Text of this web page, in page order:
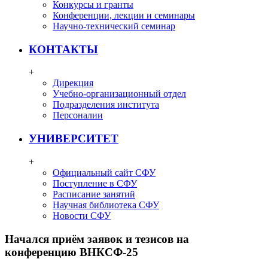
Конкурсы и гранты
Конференции, лекции и семинары
Научно-технический семинар
КОНТАКТЫ
+
Дирекция
Учебно-организационный отдел
Подразделения института
Персоналии
УНИВЕРСИТЕТ
+
Официальный сайт СФУ
Поступление в СФУ
Расписание занятий
Научная библиотека СФУ
Новости СФУ
Начался приём заявок и тезисов на
конференцию ВНКСФ-25